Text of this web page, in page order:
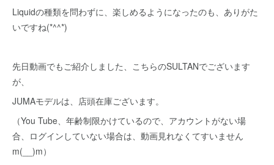
Liquidの種類を問わずに、楽しめるようになったのも、ありがた
いですね(*^^*)
先日動画でもご紹介しました、こちらのSULTANでございます
が、
JUMAモデルは、店頭在庫ございます。
（You Tube、年齢制限かけているので、アカウントがない場
合、ログインしていない場合は、動画見れなくてすいません
m(__)m）